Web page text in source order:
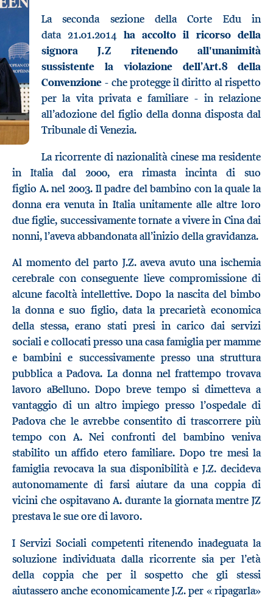
La seconda sezione della Corte Edu in
data 21.01.2014 ha accolto il ricorso della
signora J.Z ritenendo all'unanimità
sussistente la violazione dell’Art.8 della
Convenzione - che protegge il diritto al rispetto
per la vita privata e familiare - in relazione
all’adozione del figlio della donna disposta dal
Tribunale di Venezia.
La ricorrente di nazionalità cinese ma residente
in Italia dal 2000, era rimasta incinta di suo
figlio A. nel 2003. Il padre del bambino con la quale la
donna era venuta in Italia unitamente alle altre loro
due figlie, successivamente tornate a vivere in Cina dai
nonni, l’aveva abbandonata all’inizio della gravidanza.
Al momento del parto J.Z. aveva avuto una ischemia
cerebrale con conseguente lieve compromissione di
alcune facoltà intellettive. Dopo la nascita del bimbo
la donna e suo figlio, data la precarietà economica
della stessa, erano stati presi in carico dai servizi
sociali e collocati presso una casa famiglia per mamme
e bambini e successivamente presso una struttura
pubblica a Padova. La donna nel frattempo trovava
lavoro aBelluno. Dopo breve tempo si dimetteva a
vantaggio di un altro impiego presso l’ospedale di
Padova che le avrebbe consentito di trascorrere più
tempo con A. Nei confronti del bambino veniva
stabilito un affido etero familiare. Dopo tre mesi la
famiglia revocava la sua disponibilità e J.Z. decideva
autonomamente di farsi aiutare da una coppia di
vicini che ospitavano A. durante la giornata mentre JZ
prestava le sue ore di lavoro.
I Servizi Sociali competenti ritenendo inadeguata la
soluzione individuata dalla ricorrente sia per l’età
della coppia che per il sospetto che gli stessi
aiutassero anche economicamente J.Z. per « ripagarla»